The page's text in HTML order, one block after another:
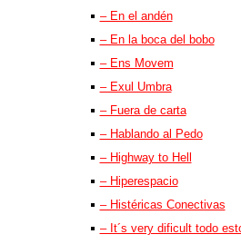
– En el andén
– En la boca del bobo
– Ens Movem
– Exul Umbra
– Fuera de carta
– Hablando al Pedo
– Highway to Hell
– Hiperespacio
– Histéricas Conectivas
– It´s very dificult todo